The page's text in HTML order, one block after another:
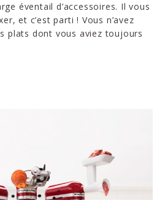
éventail d’accessoires. Il vous
et c’est parti ! Vous n’avez
plats dont vous aviez toujours